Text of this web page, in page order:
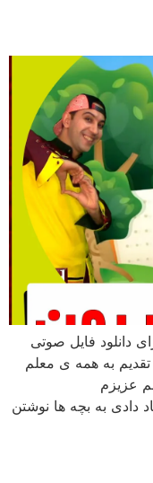
دانلود فایل صوتی
تقدیم به همه ی معلم
معلم عزیزم
دادی به بچه ها نوشتن